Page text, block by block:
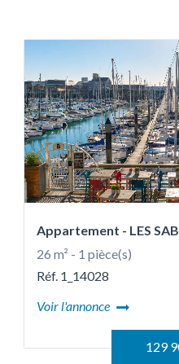
Appartement - LES
26 m² - 1 pièce(s)
Réf. 1_14028
Voir l'annonce
129